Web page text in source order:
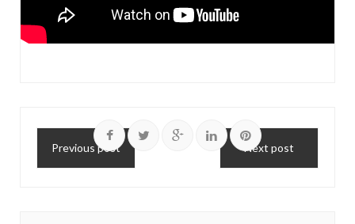
Previous post Next post